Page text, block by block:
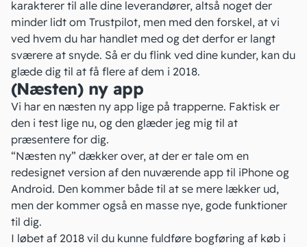
karakterer til alle dine leverandører, altså noget der
minder lidt om Trustpilot, men med den forskel, at vi
ved hvem du har handlet med og det derfor er langt
sværere at snyde. Så er du flink ved dine kunder, kan du
glæde dig til at få flere af dem i 2018.
(Næsten) ny app
Vi har en næsten ny app lige på trapperne. Faktisk er
den i test lige nu, og den glæder jeg mig til at
præsentere for dig.
“Næsten ny” dækker over, at der er tale om en
redesignet version af den nuværende app til iPhone og
Android. Den kommer både til at se mere lækker ud,
men der kommer også en masse nye, gode funktioner
til dig.
I løbet af 2018 vil du kunne fuldføre bogføring af køb i